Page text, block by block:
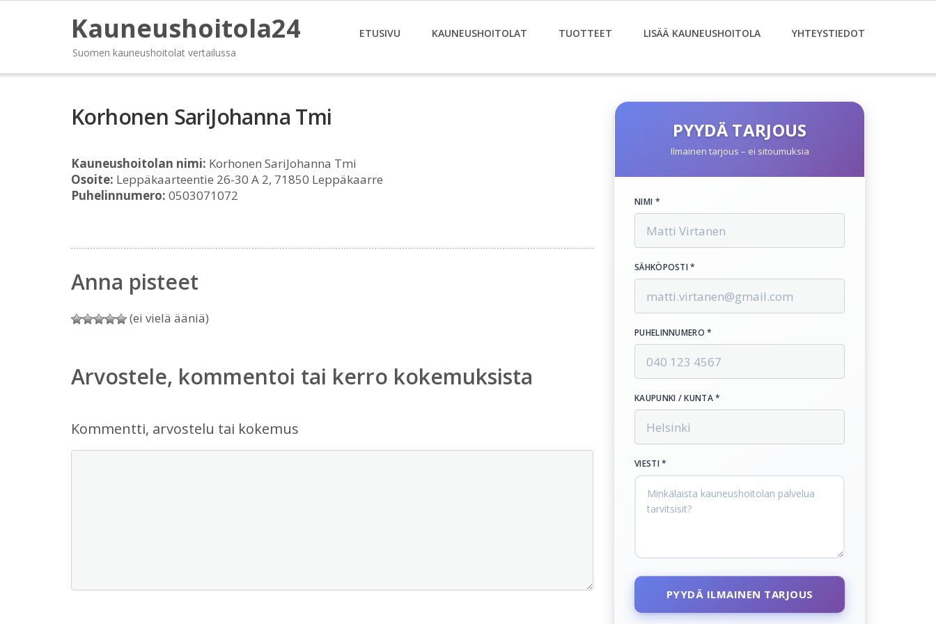
Kauneushoitola24
Suomen kauneushoitolat vertailussa
ETUSIVU KAUNEUSHOITOLAT TUOTTEET LISÄÄ KAUNEUSHOITOLA YHTEYSTIEDOT
Korhonen SariJohanna Tmi
Kauneushoitolan nimi: Korhonen SariJohanna Tmi
Osoite: Leppäkaarteentie 26-30 A 2, 71850 Leppäkaarre
Puhelinnumero: 0503071072
Anna pisteet
(ei vielä ääniä)
Arvostele, kommentoi tai kerro kokemuksista
Kommentti, arvostelu tai kokemus
PYYDÄ TARJOUS
Ilmainen tarjous – ei sitoumuksia
NIMI *
SÄHKÖPOSTI *
PUHELINNUMERO *
KAUPUNKI / KUNTA *
VIESTI *
PYYDÄ ILMAINEN TARJOUS